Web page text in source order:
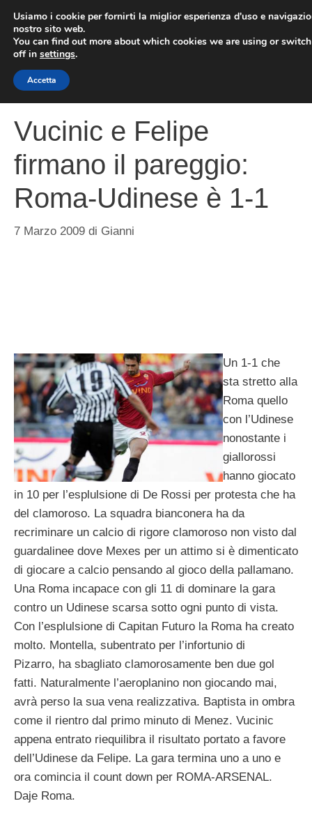
contenuto
Vucinic e Felipe
firmano il pareggio:
Roma-Udinese è 1-1
7 Marzo 2009 di Gianni
Un 1-1 che
sta stretto alla
Roma quello
con l’Udinese
nonostante i
giallorossi
hanno giocato
in 10 per l’esplulsione di De Rossi per protesta che ha
del clamoroso. La squadra bianconera ha da
recriminare un calcio di rigore clamoroso non visto dal
guardalinee dove Mexes per un attimo si è dimenticato
di giocare a calcio pensando al gioco della pallamano.
Una Roma incapace con gli 11 di dominare la gara
contro un Udinese scarsa sotto ogni punto di vista.
Con l’esplulsione di Capitan Futuro la Roma ha creato
molto. Montella, subentrato per l’infortunio di
Pizarro, ha sbagliato clamorosamente ben due gol
fatti. Naturalmente l’aeroplanino non giocando mai,
avrà perso la sua vena realizzativa. Baptista in ombra
come il rientro dal primo minuto di Menez. Vucinic
appena entrato riequilibra il risultato portato a favore
dell’Udinese da Felipe. La gara termina uno a uno e
ora comincia il count down per ROMA-ARSENAL.
Daje Roma.
Usiamo i cookie per fornirti la miglior esperienza d'uso e
nostro sito web.
You can find out more about which cookies we are using or
off in settings.
Accetta